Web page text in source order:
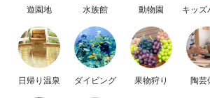
遊園地 水族館 動物園 キッズ
日帰り温泉 ダイビング 果物狩り 陶芸